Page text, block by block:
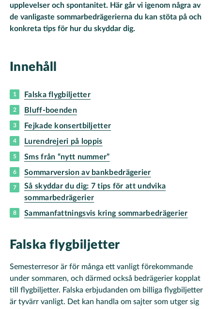
upplevelser och spontanitet. Här går vi igenom några av
de vanligaste sommarbedrägerierna du kan stöta på och
konkreta tips för hur du skyddar dig.
Innehåll
Falska flygbiljetter
Bluff-boenden
Fejkade konsertbiljetter
Lurendrejeri på loppis
Sms från “nytt nummer”
Sommarversion av bankbedrägerier
Så skyddar du dig: 7 tips för att undvika
sommarbedrägerier
Sammanfattningsvis kring sommarbedrägerier
Falska flygbiljetter
Semesterresor är för många ett vanligt förekommande
under sommaren, och därmed också bedrägerier kopplat
till flygbiljetter. Falska erbjudanden om billiga flygbiljetter
är tyvärr vanligt. Det kan handla om sajter som utger sig